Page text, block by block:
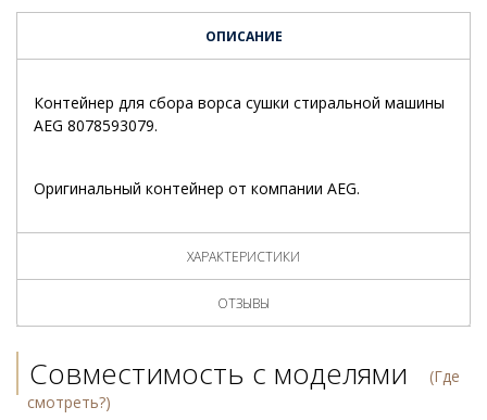
ОПИСАНИЕ
Контейнер для сбора ворса сушки стиральной машины
AEG 8078593079.
Оригинальный контейнер от компании AEG.
ХАРАКТЕРИСТИКИ
ОТЗЫВЫ
Совместимость с моделями
(Где
смотреть?)